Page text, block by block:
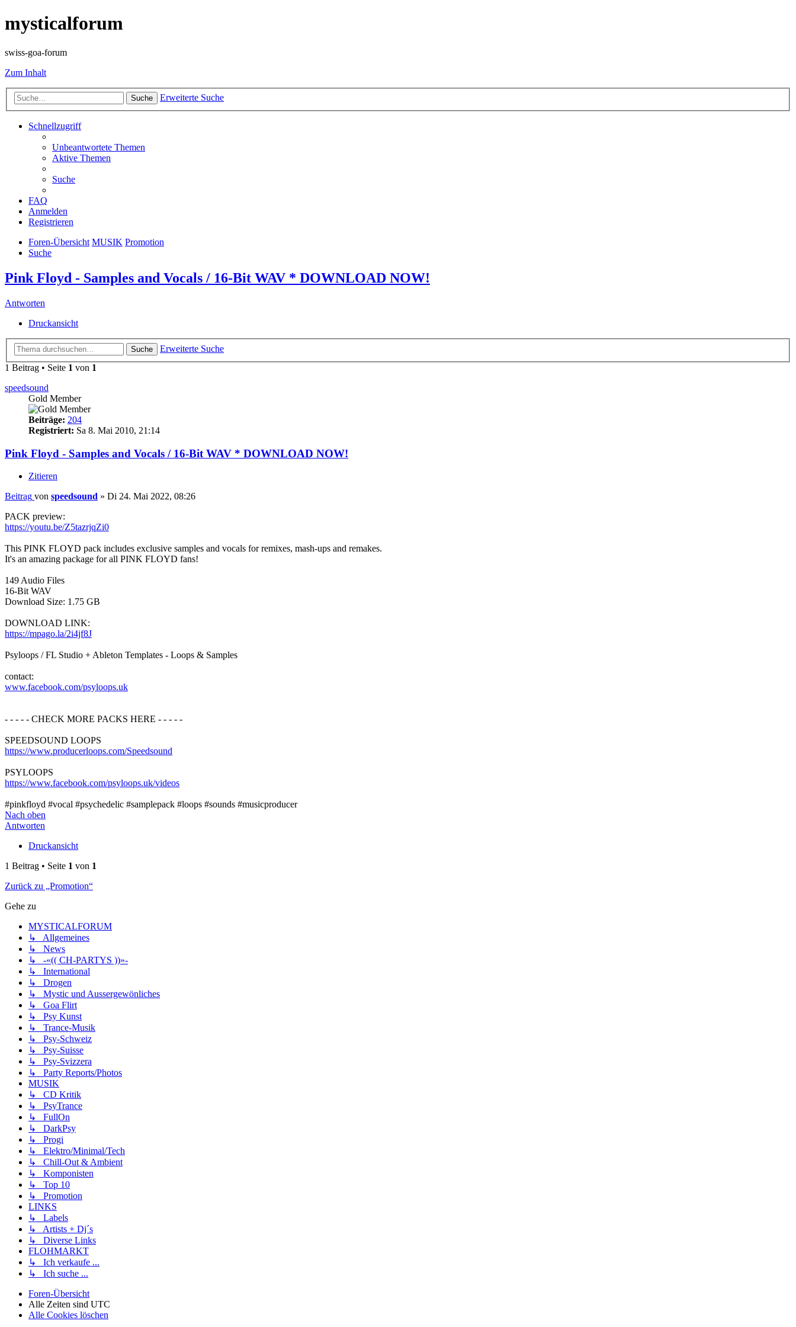
mysticalforum
swiss-goa-forum
Zum Inhalt
Suche Erweiterte Suche
Schnellzugriff
Unbeantwortete Themen
Aktive Themen
Suche
FAQ
Anmelden
Registrieren
Foren-Übersicht MUSIK Promotion
Suche
Pink Floyd - Samples and Vocals / 16-Bit WAV * DOWNLOAD NOW!
Antworten
Druckansicht
Suche
Erweiterte Suche
1 Beitrag • Seite 1 von 1
speedsound
Gold Member
Beiträge: 204
Registriert: Sa 8. Mai 2010, 21:14
Pink Floyd - Samples and Vocals / 16-Bit WAV * DOWNLOAD NOW!
Zitieren
Beitrag von speedsound » Di 24. Mai 2022, 08:26
PACK preview:
https://youtu.be/Z5tazrjqZi0
This PINK FLOYD pack includes exclusive samples and vocals for remixes, mash-ups and remakes.
It's an amazing package for all PINK FLOYD fans!
149 Audio Files
16-Bit WAV
Download Size: 1.75 GB
DOWNLOAD LINK:
https://mpago.la/2i4jf8J
Psyloops / FL Studio + Ableton Templates - Loops & Samples
contact:
www.facebook.com/psyloops.uk
- - - - - CHECK MORE PACKS HERE - - - - -
SPEEDSOUND LOOPS
https://www.producerloops.com/Speedsound
PSYLOOPS
https://www.facebook.com/psyloops.uk/videos
#pinkfloyd #vocal #psychedelic #samplepack #loops #sounds #musicproducer
Nach oben
Antworten
Druckansicht
1 Beitrag • Seite 1 von 1
Zurück zu „Promotion“
Gehe zu
MYSTICALFORUM
↳ Allgemeines
↳ News
↳ -«(( CH-PARTYS ))»-
↳ International
↳ Drogen
↳ Mystic und Aussergewönliches
↳ Goa Flirt
↳ Psy Kunst
↳ Trance-Musik
↳ Psy-Schweiz
↳ Psy-Suisse
↳ Psy-Svizzera
↳ Party Reports/Photos
MUSIK
↳ CD Kritik
↳ PsyTrance
↳ FullOn
↳ DarkPsy
↳ Progi
↳ Elektro/Minimal/Tech
↳ Chill-Out & Ambient
↳ Komponisten
↳ Top 10
↳ Promotion
LINKS
↳ Labels
↳ Artists + Dj´s
↳ Diverse Links
FLOHMARKT
↳ Ich verkaufe ...
↳ Ich suche ...
Foren-Übersicht
Alle Zeiten sind UTC
Alle Cookies löschen